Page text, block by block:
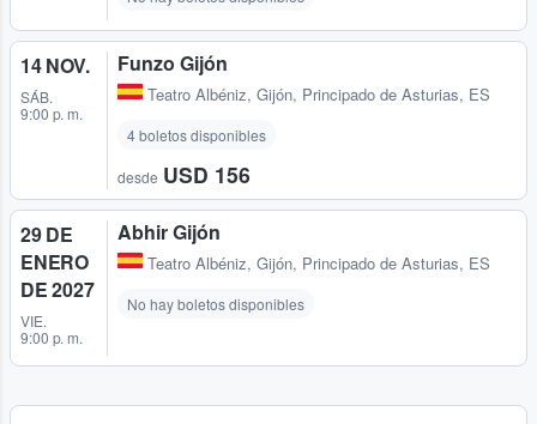
14 NOV.
SÁB.
9:00 p. m.
Funzo Gijón
Teatro Albéniz, Gijón, Principado de Asturias, ES
4 boletos disponibles
desde USD 156
29 DE
ENERO
DE 2027
VIE.
9:00 p. m.
Abhir Gijón
Teatro Albéniz, Gijón, Principado de Asturias, ES
No hay boletos disponibles